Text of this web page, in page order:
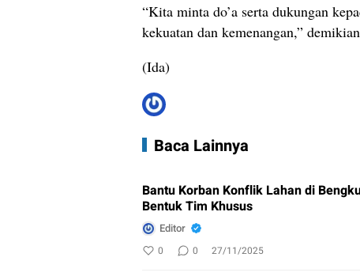
“Kita minta do’a serta dukungan
kekuatan dan kemenangan,”
(Ida)
Baca Lainnya
Bantu Korban Konflik Lahan di
Bentuk Tim Khusus
Editor
0 0 27/11/2025